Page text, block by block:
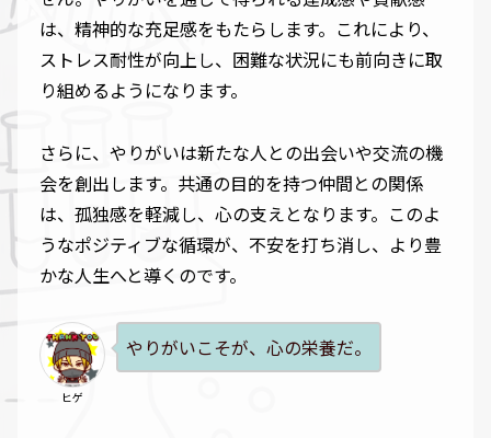
は、精神的な充足感をもたらします。これにより、
ストレス耐性が向上し、困難な状況にも前向きに取
り組めるようになります。
さらに、やりがいは新たな人との出会いや交流の機
会を創出します。共通の目的を持つ仲間との関係
は、孤独感を軽減し、心の支えとなります。このよ
うなポジティブな循環が、不安を打ち消し、より豊
かな人生へと導くのです。
ヒゲ
やりがいこそが、心の栄養だ。